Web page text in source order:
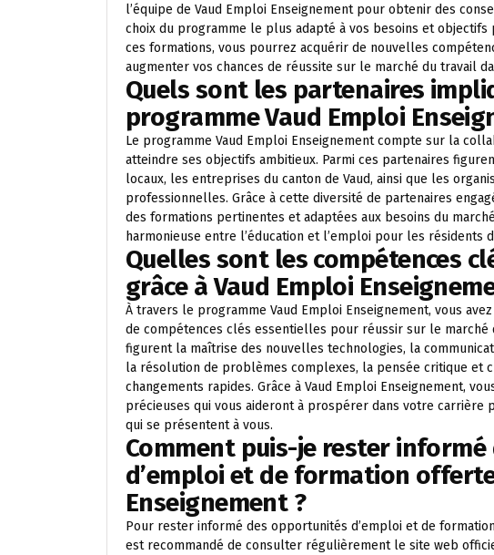
l’équipe de Vaud Emploi Enseignement pour obtenir des
choix du programme le plus adapté à vos besoins et
ces formations, vous pourrez acquérir de nouvelles
augmenter vos chances de réussite sur le marché du travail
Quels sont les partenaires
programme Vaud Emploi
Le programme Vaud Emploi Enseignement compte sur la
atteindre ses objectifs ambitieux. Parmi ces partenaires
locaux, les entreprises du canton de Vaud, ainsi que les
professionnelles. Grâce à cette diversité de partenaires
des formations pertinentes et adaptées aux besoins du
harmonieuse entre l’éducation et l’emploi pour les résidents
Quelles sont les compétences
grâce à Vaud Emploi
À travers le programme Vaud Emploi Enseignement, vous
de compétences clés essentielles pour réussir sur le marché
figurent la maîtrise des nouvelles technologies, la
la résolution de problèmes complexes, la pensée critique et
changements rapides. Grâce à Vaud Emploi Enseignement,
précieuses qui vous aideront à prospérer dans votre
qui se présentent à vous.
Comment puis-je rester
d’emploi et de formation
Enseignement ?
Pour rester informé des opportunités d’emploi et de
est recommandé de consulter régulièrement le site web